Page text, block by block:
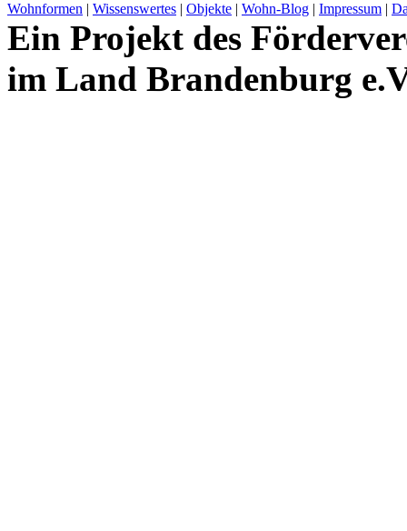
Wohnformen | Wissenswertes | Objekte | Wohn-Blog | Impressum |
Ein Projekt des
im Land Brandenburg